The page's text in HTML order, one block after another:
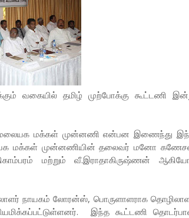
வகையில் தமிழ் முற்போக்கு கூட்டணி
மலையக மக்கள் முன்னணி என்பன இணைந்து
மக்கள் முன்னணியின் தலைவர் மனோ
மற்றும் வீ.இராதாகிருஷ்ணன்
நாயகம் லோரன்ஸ், பொருளாளராக
இந்த கூட்டணி